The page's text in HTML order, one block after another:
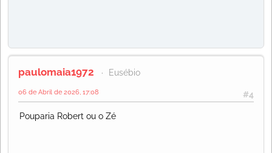
paulomaia1972 Eusébio
#4
06 de Abril de 2026, 17:08
Pouparia Robert ou o Zé